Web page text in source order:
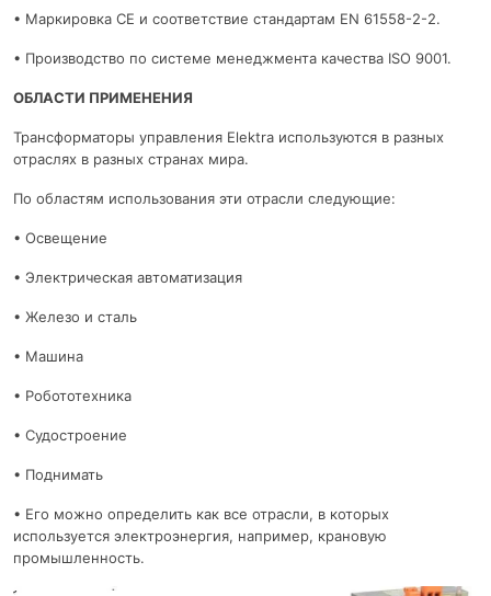
• Маркировка CE и соответствие стандартам EN 61558-2-2.
• Производство по системе менеджмента качества ISO 9001.
ОБЛАСТИ ПРИМЕНЕНИЯ
Трансформаторы управления Elektra используются в разных
отраслях в разных странах мира.
По областям использования эти отрасли следующие:
• Освещение
• Электрическая автоматизация
• Железо и сталь
• Машина
• Робототехника
• Судостроение
• Поднимать
• Его можно определить как все отрасли, в которых
используется электроэнергия, например, крановую
промышленность.